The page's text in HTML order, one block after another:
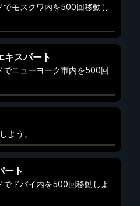
でモスクワ内を500回移動し
キスパート
でニューヨーク市内を500回
よう。
ート
でドバイ内を500回移動しよ